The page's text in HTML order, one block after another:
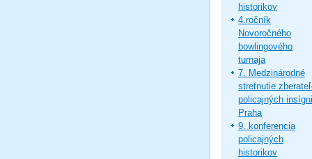
historikov
4.ročník
Novoročného
bowlingového
turnaja
7. Medzinárodné
stretnutie
policajných
Praha
9. konferencia
policajných
historikov